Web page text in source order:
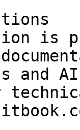
is
and